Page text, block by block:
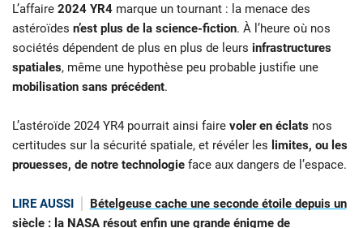
L’affaire 2024 YR4 marque un tournant : la menace des
astéroïdes n’est plus de la science-fiction. À l’heure où nos
sociétés dépendent de plus en plus de leurs infrastructures
spatiales, même une hypothèse peu probable justifie une
mobilisation sans précédent.
L’astéroïde 2024 YR4 pourrait ainsi faire voler en éclats nos
certitudes sur la sécurité spatiale, et révéler les limites, ou les
prouesses, de notre technologie face aux dangers de l’espace.
LIRE AUSSI
Bételgeuse cache une seconde étoile depuis un
siècle : la NASA résout enfin une grande énigme de